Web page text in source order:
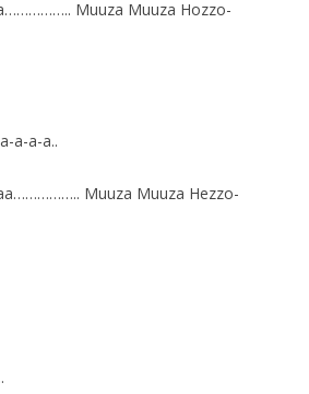
Muuza Muuza Hozzo-
a-a-a..
Muuza Muuza Hezzo-